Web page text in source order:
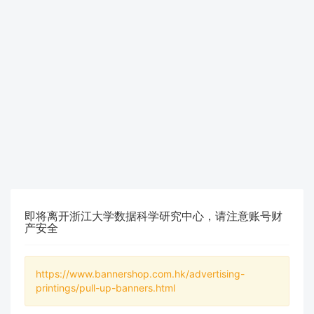
即将离开浙江大学数据科学研究中心，请注意账号财
产安全
https://www.bannershop.com.hk/advertising-
printings/pull-up-banners.html